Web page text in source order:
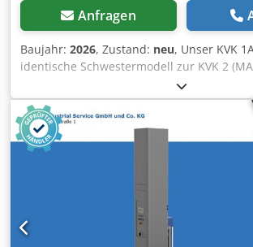
Anfragen
Baujahr: 2026, Zustand: neu, Unser KVK
identische Schwestermodell zur KVK 2
halbautomatischer Stretchwickler mit
Vergleich zur KVK 2 MA mit einem
ebenerdigen Befahren mit einem
ausgestattet ist. Einzig das Anlegen und
Folie muss bei diesem Wickler noch
Chsdszr Hq Depfx Alaoa Mit einem
ausgelegt und kann bis zu 1500 kg
verfuegt ueber einen Drehteller von 1500
serienmaessig Paletten bis zu 2400 mm